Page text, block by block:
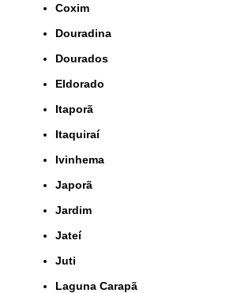
Coxim
Douradina
Dourados
Eldorado
Itaporã
Itaquiraí
Ivinhema
Japorã
Jardim
Jateí
Juti
Laguna Carapã